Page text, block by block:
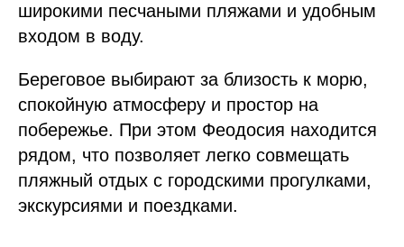
широкими песчаными пляжами и удобным
входом в воду.
Береговое выбирают за близость к морю,
спокойную атмосферу и простор на
побережье. При этом Феодосия находится
рядом, что позволяет легко совмещать
пляжный отдых с городскими прогулками,
экскурсиями и поездками.